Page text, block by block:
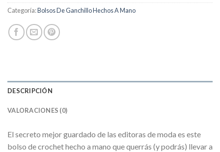
Categoría:Bolsos De Ganchillo Hechos A Mano
DESCRIPCIÓN
VALORACIONES (0)
El secreto mejor guardado de las editoras de moda es este
bolso de crochet hecho a mano que querrás (y podrás) llevar a